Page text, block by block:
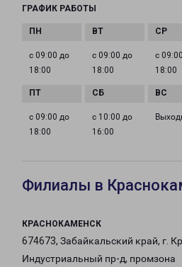
ГРАФИК РАБОТЫ
с 09:00 до
18:00
с 09:00 до
18:00
с
18:00
с 09:00 до
18:00
с 10:00 до
16:00
Филиалы в
КРАСНОКАМЕНСК
674673, Забайкальский край, г.
Индустриальный пр-д, промзона